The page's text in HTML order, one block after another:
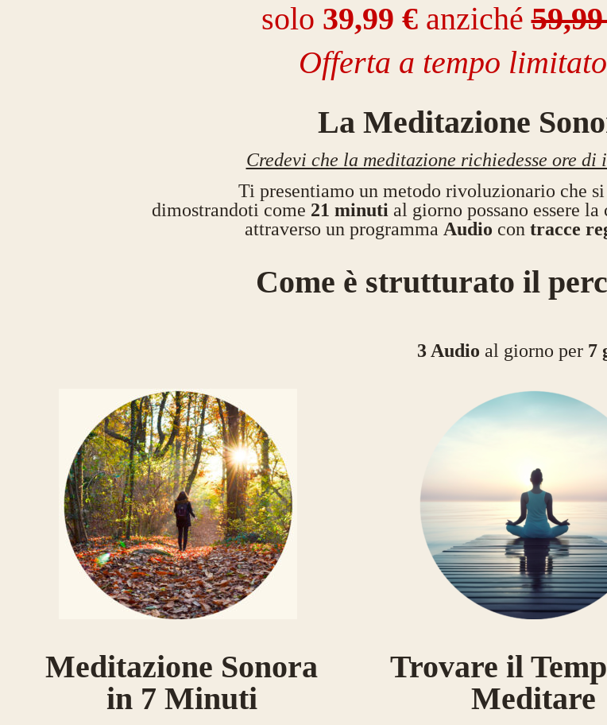
solo 39,99 €anziché
Offerta a tempo limitato
La Meditazione
Credevi che la meditazione richiedesse ore di
Ti presentiamo un metodo rivoluzionario che
dimostrandoti come 21 minuti al giorno possano essere
attraverso un programma Audio con tracce
Come è strutturato il
3 Audio al giorno per 7
Meditazione Sonora
in 7 Minuti
Trovare il
Meditare